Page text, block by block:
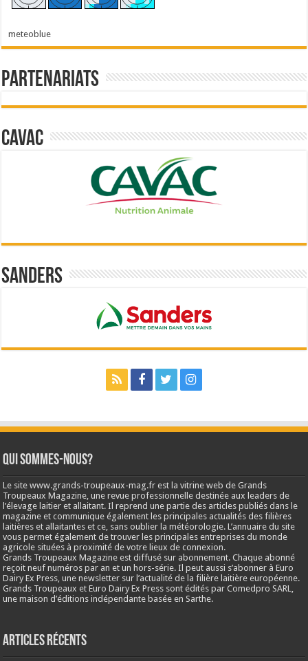
meteoblue
Partenariats
Cavac
Sanders
Qui sommes-nous?
Le site www.grands-troupeaux-mag.fr est la vitrine web de Grands
Troupeaux Magazine, une revue professionnelle destinée aux leaders de
l’élevage laitier et allaitant. Il reprend une partie des articles publiés dans le
magazine et communique également les principales actualités des filières
laitières et allaitantes et ce, sans oublier la météorologie. L’annuaire du site
vous permet également de trouver les principales entreprises du monde
agricole situées à proximité de votre lieux de connexion.
Grands Troupeaux Magazine est diffusé sur abonnement. Chaque abonné
reçoit neuf numéros par an et un hors-série. Il peut aussi s’abonner à Euro
Dairy Ex Press, une newsletter sur l’actualité de la filière laitière européenne.
Grands Troupeaux et Euro Dairy Ex Press sont édités par Comedpro SARL,
une maison d’éditions indépendante basée en Sarthe.
Articles récents